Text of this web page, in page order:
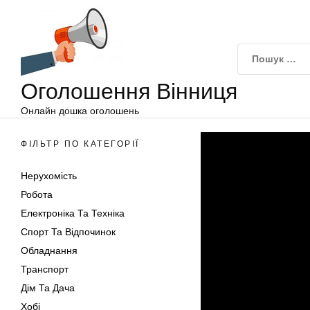
Оголошення Вінниця
Онлайн дошка оголошень
ФІЛЬТР ПО КАТЕГОРІЇ
Нерухомість
Робота
Електроніка Та Техніка
Спорт Та Відпочинок
Обладнання
Транспорт
Дім Та Дача
Хобі